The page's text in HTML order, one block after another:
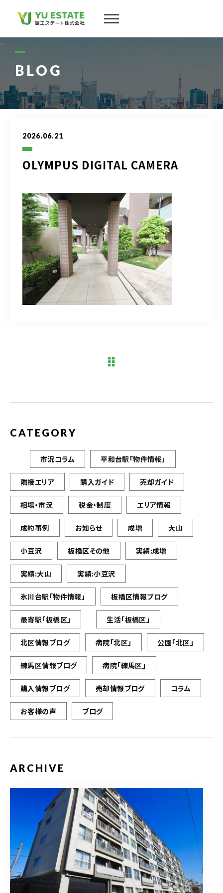
BLOG
2026.06.21
OLYMPUS DIGITAL CAMERA
CATEGORY
市況コラム 平和台駅「物件情報」
隣接エリア 購入ガイド 売却ガイド
相場・市況 税金・制度 エリア情報
成約事例 お知らせ 成増 大山
小豆沢 板橋区その他 実績:成増
実績:大山 実績:小豆沢
氷川台駅「物件情報」 板橋区情報ブログ
最寄駅「板橋区」 生活「板橋区」
北区情報ブログ 病院「北区」 公園「北区」
練馬区情報ブログ 病院「練馬区」
購入情報ブログ 売却情報ブログ コラム
お客様の声 ブログ
ARCHIVE
物件情報
お客様の声
よくある質問
ブログ
アクセス
03-6909-2648
お問い合わせはこちら